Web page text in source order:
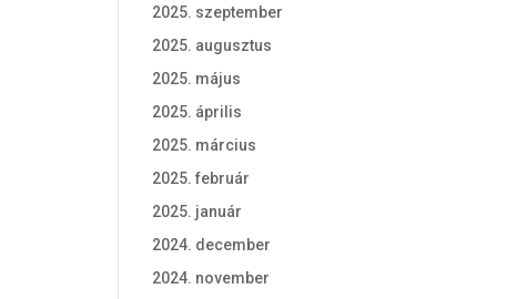
2025. szeptember
2025. augusztus
2025. május
2025. április
2025. március
2025. február
2025. január
2024. december
2024. november